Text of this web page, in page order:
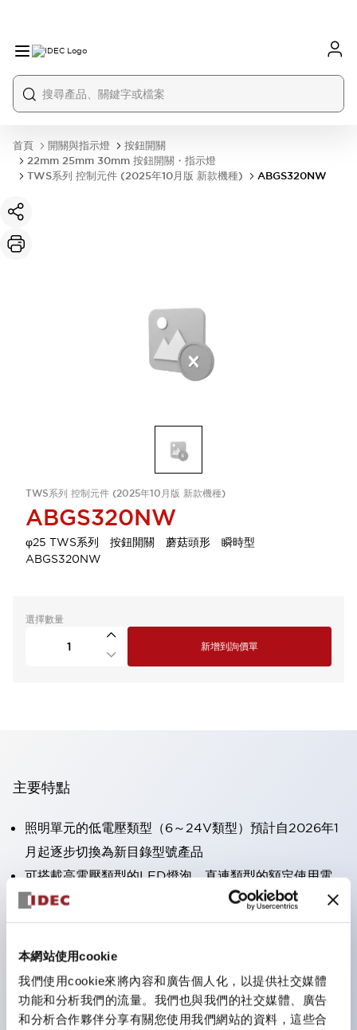
本網站使用cookie
我們使用cookie來將內容和廣告個人化，以提供社交媒體
功能和分析我們的流量。我們也與我們的社交媒體、廣告
和分析合作夥伴分享有關您使用我們網站的資料，這些合
首頁 開關與指示燈
按鈕開關
22mm 25mm 30mm 按鈕開關・指示燈
TWS系列 控制元件 (2025年10月版 新款機種)
ABGS320NW
TWS系列 控制元件 (2025年10月版 新款機種)
ABGS320NW
φ25 TWS系列 按鈕開關 蘑菇頭形 瞬時型
ABGS320NW
選擇數量
新增到詢價單
主要特點
照明單元的低電壓類型（6～24V類型）預計自2026年1
月起逐步切換為新目錄型號產品
可搭載高電壓類型的LED燈泡，直連類型的額定使用電
壓最高可支援至240V。
不需要端子蓋。（不包括指示燈的直連類型）
大幅減少圓形壓著端子的配線工時。
一顆LED燈泡（LSRD燈泡）可實現六種顏色的功能。過
去每種顏色分開的LED燈泡，現在可用一顆單色LED燈
泡表現各種顏色。